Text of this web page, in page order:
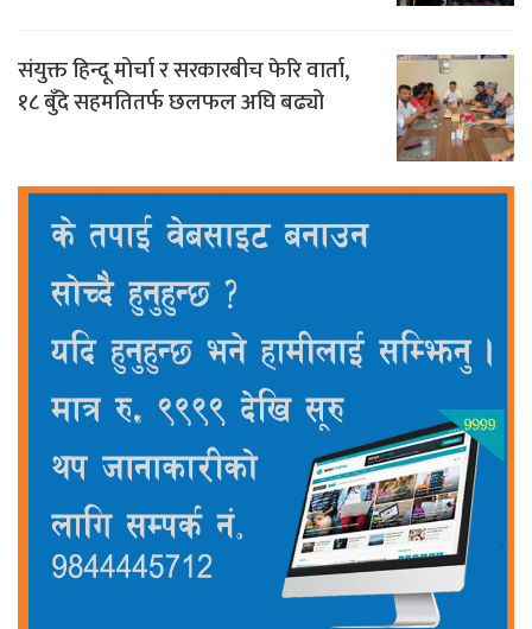
संयुक्त हिन्दू मोर्चा र सरकारबीच फेरि वार्ता,
१८ बुँदे सहमतितर्फ छलफल अघि बढ्यो